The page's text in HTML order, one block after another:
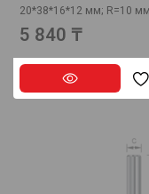
20*38*16*12 мм; R=10 мм
5 840 ₸